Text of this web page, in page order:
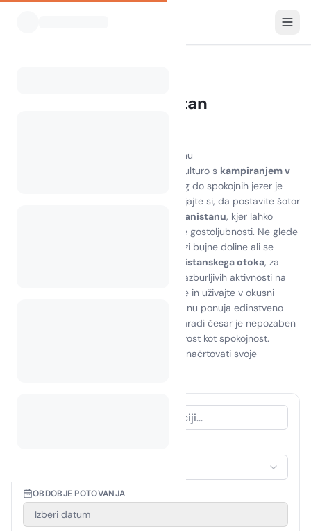
Camping Afghanistan
Odkrijte lepoto kampiranja v Afganistanu
Doživite osupljive pokrajine in bogato kulturo s kampiranjem v
. Od osupljivih gorskih verig do spokojnih jezer je
naravna lepota brez primere. Predstavljajte si, da postavite šotor
kampov v Afganistanu, kjer lahko
uživate v miru narave in v toplini lokalne gostoljubnosti. Ne glede
na to, ali se odpravljate na pohode skozi bujne doline ali se
afganistanskega otoka, za
vsakogar se najde nekaj. Udeležite se razburljivih aktivnosti na
prostem, raziskujte starodavne ruševine in uživajte v okusni
lokalni kulinariki. Kampiranje v Afganistanu ponuja edinstveno
kombinacijo pustolovščine in udobja, zaradi česar je nepozaben
cilj za popotnike, ki iščejo tako razburljivost kot spokojnost.
Sprejmite duh pustolovščine in začnite načrtovati svoje
OBDOBJE POTOVANJA
Izberi datum